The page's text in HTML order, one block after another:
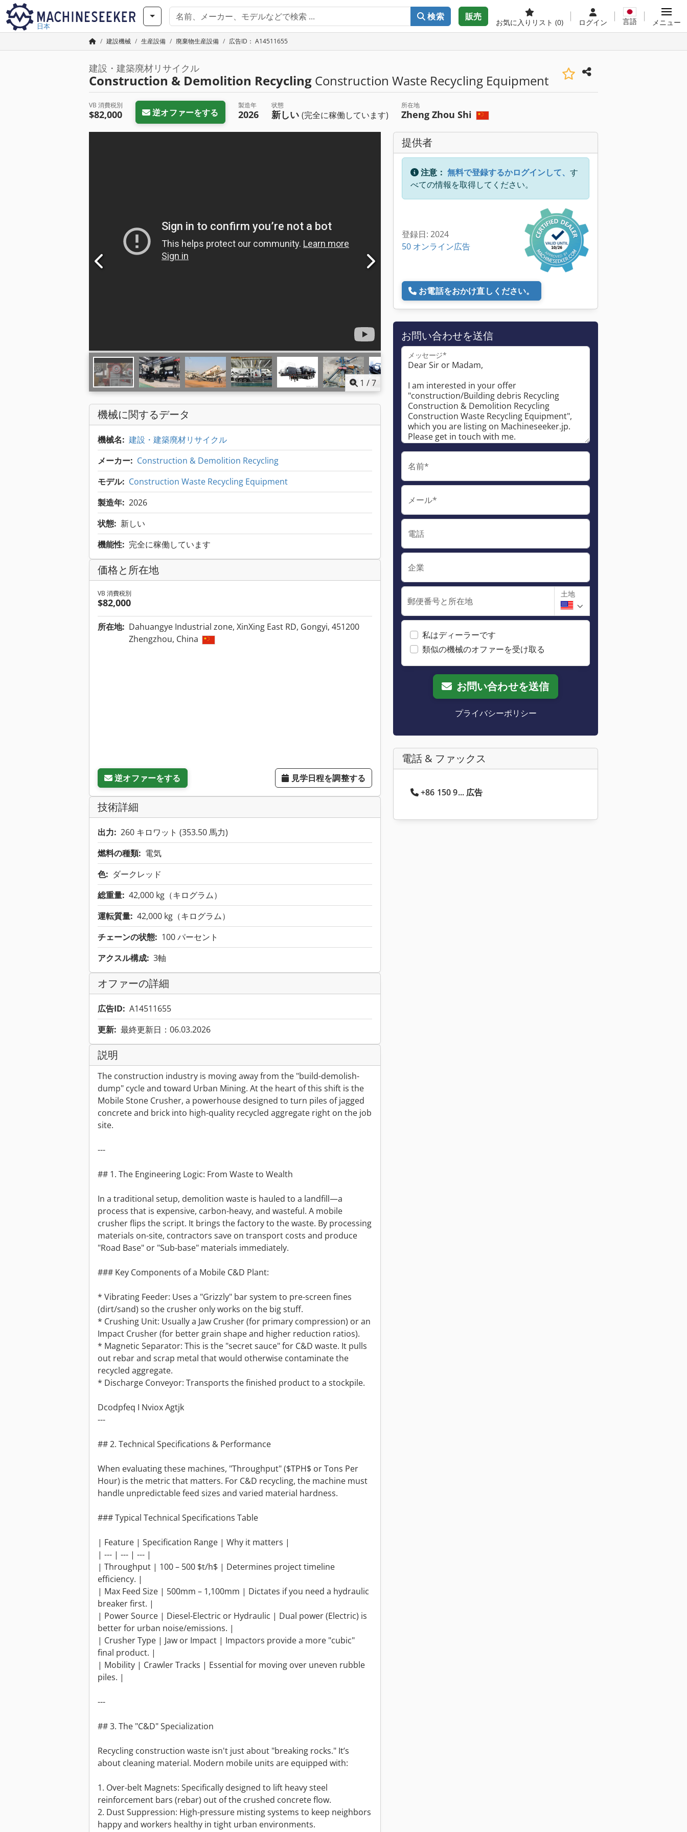
日本
検索 販売
お気に入りリスト (0) ログイン 言語 メニュー
建設機械 生産設備 廃棄物生産設備 広告ID： A14511655
建設・建築廃材リサイクル
Construction & Demolition Recycling Construction Waste Recycling Equipment
VB 消費税別
$82,000 逆オファーをする
製造年
2026
状態
新しい (完全に稼働しています)
所在地
Zheng Zhou Shi
1 /7
機械に関するデータ
機械名: 建設・建築廃材リサイクル
メーカー: Construction & Demolition Recycling
モデル: Construction Waste Recycling Equipment
製造年: 2026
状態: 新しい
機能性: 完全に稼働しています
価格と所在地
VB 消費税別
$82,000
所在地: Dahuangye Industrial zone, XinXing East RD, Gongyi, 451200
Zhengzhou, China
逆オファーをする 見学日程を調整する
技術詳細
出力: 260 キロワット (353.50 馬力)
燃料の種類: 電気
色: ダークレッド
総重量: 42,000 kg（キログラム）
運転質量: 42,000 kg（キログラム）
チェーンの状態: 100 パーセント
アクスル構成: 3軸
オファーの詳細
広告ID: A14511655
更新: 最終更新日：06.03.2026
説明
The construction industry is moving away from the "build-demolish-
dump" cycle and toward Urban Mining. At the heart of this shift is the
Mobile Stone Crusher, a powerhouse designed to turn piles of jagged
concrete and brick into high-quality recycled aggregate right on the job
site.
---
## 1. The Engineering Logic: From Waste to Wealth
In a traditional setup, demolition waste is hauled to a landfill—a
process that is expensive, carbon-heavy, and wasteful. A mobile
crusher flips the script. It brings the factory to the waste. By processing
materials on-site, contractors save on transport costs and produce
"Road Base" or "Sub-base" materials immediately.
### Key Components of a Mobile C&D Plant:
* Vibrating Feeder: Uses a "Grizzly" bar system to pre-screen fines
(dirt/sand) so the crusher only works on the big stuff.
* Crushing Unit: Usually a Jaw Crusher (for primary compression) or an
Impact Crusher (for better grain shape and higher reduction ratios).
* Magnetic Separator: This is the "secret sauce" for C&D waste. It pulls
out rebar and scrap metal that would otherwise contaminate the
recycled aggregate.
* Discharge Conveyor: Transports the finished product to a stockpile.
Dcodpfeq I Nviox Agtjk
---
## 2. Technical Specifications & Performance
When evaluating these machines, "Throughput" ($TPH$ or Tons Per
Hour) is the metric that matters. For C&D recycling, the machine must
handle unpredictable feed sizes and varied material hardness.
### Typical Technical Specifications Table
| Feature | Specification Range | Why it matters |
| --- | --- | --- |
| Throughput | 100 – 500 $t/h$ | Determines project timeline
efficiency. |
| Max Feed Size | 500mm – 1,100mm | Dictates if you need a hydraulic
breaker first. |
| Power Source | Diesel-Electric or Hydraulic | Dual power (Electric) is
better for urban noise/emissions. |
| Crusher Type | Jaw or Impact | Impactors provide a more "cubic"
final product. |
| Mobility | Crawler Tracks | Essential for moving over uneven rubble
piles. |
---
## 3. The "C&D" Specialization
Recycling construction waste isn't just about "breaking rocks." It’s
about cleaning material. Modern mobile units are equipped with:
1. Over-belt Magnets: Specifically designed to lift heavy steel
reinforcement bars (rebar) out of the crushed concrete flow.
2. Dust Suppression: High-pressure misting systems to keep neighbors
happy and workers healthy in tight urban environments.
提供者
注意： 無料で登録するかログインして、 す
べての情報を取得してください。
登録日: 2024
50 オンライン広告
お電話をおかけ直しください。
お問い合わせを送信
メッセージ*
名前*
メール*
電話
企業
郵便番号と所在地
土地
私はディーラーです
類似の機械のオファーを受け取る
お問い合わせを送信
プライバシーポリシー
電話 & ファックス
+86 150 9... 広告